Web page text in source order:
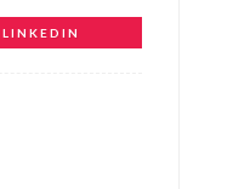
LINKEDIN